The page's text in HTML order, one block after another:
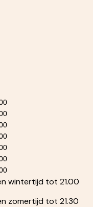
wintertijd tot 21.00
zomertijd tot 21.30